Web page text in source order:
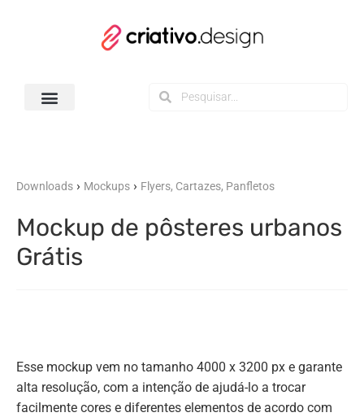
Downloads › Mockups › Flyers, Cartazes, Panfletos
Mockup de pôsteres urbanos
Grátis
Esse mockup vem no tamanho 4000 x 3200 px e garante
alta resolução, com a intenção de ajudá-lo a trocar
facilmente cores e diferentes elementos de acordo com